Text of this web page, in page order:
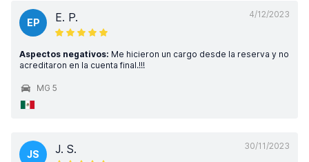
4/12/2023
EP E. P.
Aspectos negativos: Me hicieron un cargo desde la reserva y no
acreditaron en la cuenta final.!!!
MG 5
30/11/2023
JS J. S.